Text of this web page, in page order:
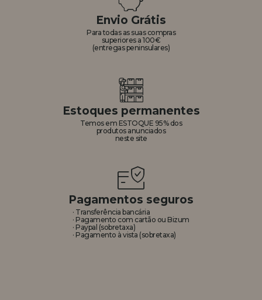
Envio Grátis
Para todas as suas compras
superiores a 100€
(entregas peninsulares)
Estoques permanentes
Temos em ESTOQUE 95% dos
produtos anunciados
neste site
Pagamentos seguros
· Transferência bancária
· Pagamento com cartão ou Bizum
· Paypal (sobretaxa)
· Pagamento à vista (sobretaxa)